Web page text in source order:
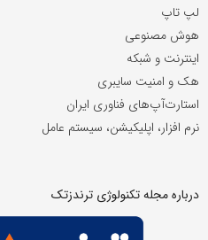
لپ تاپ
هوش مصنوعی
اینترنت و شبکه
هک و امنیت سایبری
استارت‌آپ‌های فناوری ایران
نرم افزار، اپلیکیشن، سیستم عامل
درباره مجله تکنولوژی ترندزتک